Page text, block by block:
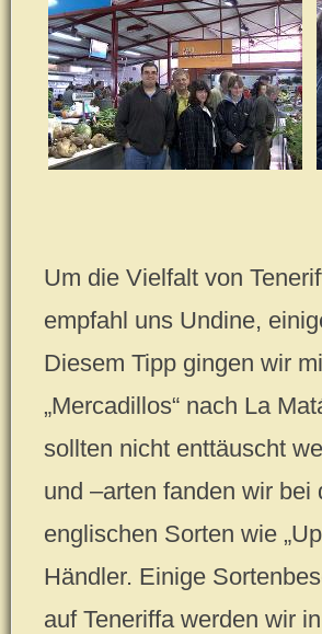
Um die Vielfalt von
empfahl uns Undine,
Diesem Tipp gingen wir
„Mercadillos“ nach La
sollten nicht enttäuscht
und –arten fanden wir
englischen Sorten wie
Händler. Einige
auf Teneriffa werden wir